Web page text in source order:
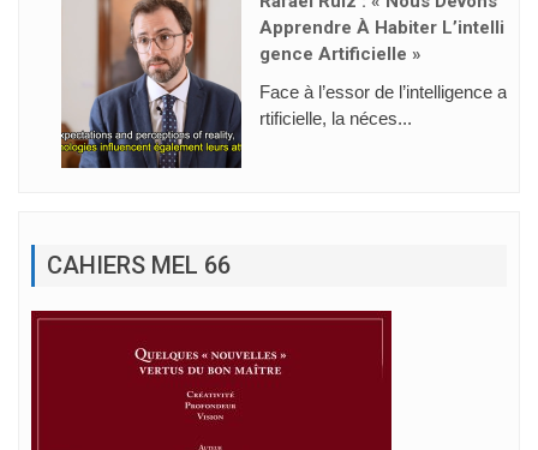
Apprendre À Habiter L’intelli
Gence Artificielle »
Face à l’essor de l’intelligence a
rtificielle, la néces...
CAHIERS MEL 66